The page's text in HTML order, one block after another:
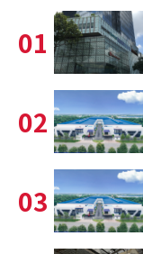
01
02
03